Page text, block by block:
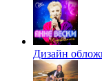
Дизайн